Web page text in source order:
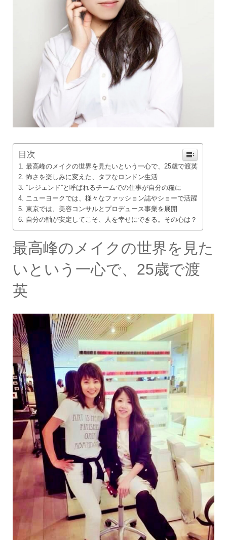
目次
最高峰のメイクの世界を見たいという一心で、25歳で渡英
怖さを楽しみに変えた、タフなロンドン生活
”レジェンド”と呼ばれるチームでの仕事が自分の糧に
ニューヨークでは、様々なファッション誌やショーで活躍
東京では、美容コンサルとプロデュース事業を展開
自分の軸が安定してこそ、人を幸せにできる。その心は？
最高峰のメイクの世界を見た
いという一心で、25歳で渡
英